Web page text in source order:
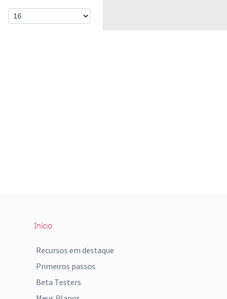
Início
Recursos em destaque
Primeiros passos
Beta Testers